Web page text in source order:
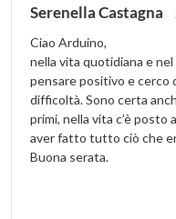
Serenella Castagna
Ciao Arduino,
nella vita quotidiana e
pensare positivo e cerco
difficoltà. Sono certa
primi, nella vita c’è posto
aver fatto tutto ciò che
Buona serata.